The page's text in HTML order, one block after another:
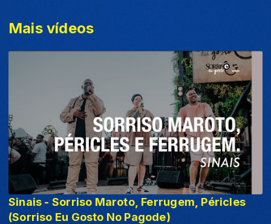
Mais vídeos
Sinais - Sorriso Maroto, Ferrugem, Péricles
(Sorriso Eu Gosto No Pagode)